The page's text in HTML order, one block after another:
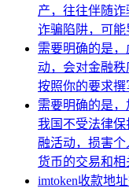
产，往往伴随
诈骗陷阱，可
需要明确的是
动，会对金融
按照你的要求
需要明确的是
我国不受法律
融活动，损害
货币的交易和
imtoken收款地